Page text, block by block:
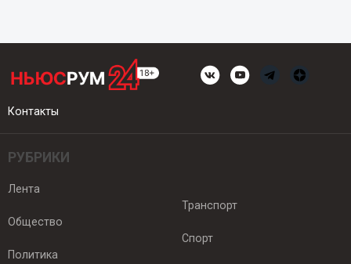
Контакты
РУБРИКИ
Лента
Общество
Политика
Транспорт
Спорт